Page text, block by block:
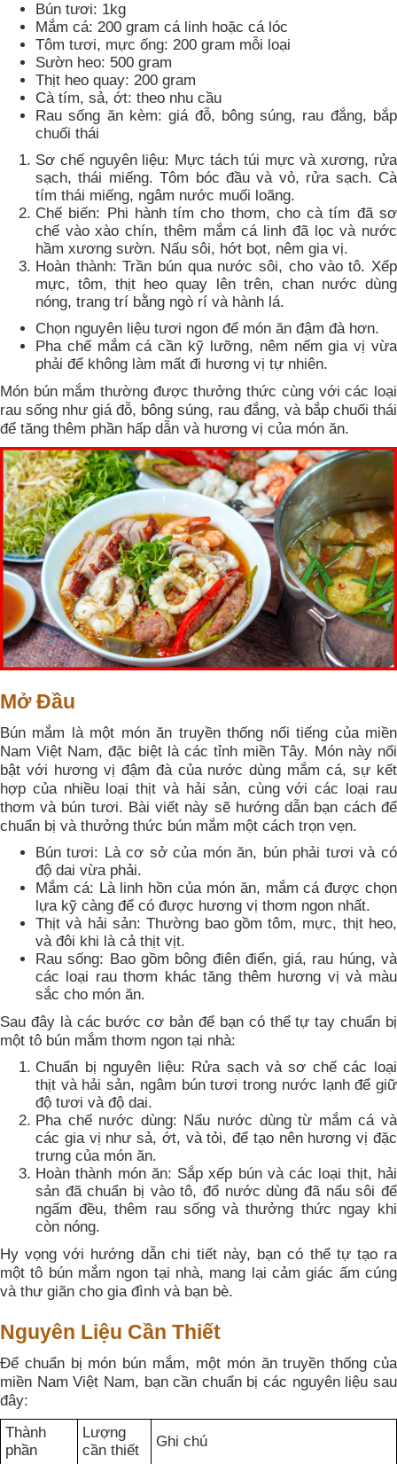
Bún tươi: 1kg
Mắm cá: 200 gram cá linh hoặc cá lóc
Tôm tươi, mực ống: 200 gram mỗi loại
Sườn heo: 500 gram
Thịt heo quay: 200 gram
Cà tím, sả, ớt: theo nhu cầu
Rau sống ăn kèm: giá đỗ, bông súng, rau đắng, bắp
chuối thái
Sơ chế nguyên liệu: Mực tách túi mực và xương, rửa
sạch, thái miếng. Tôm bóc đầu và vỏ, rửa sạch. Cà
tím thái miếng, ngâm nước muối loãng.
Chế biến: Phi hành tím cho thơm, cho cà tím đã sơ
chế vào xào chín, thêm mắm cá linh đã lọc và nước
hầm xương sườn. Nấu sôi, hớt bọt, nêm gia vị.
Hoàn thành: Trần bún qua nước sôi, cho vào tô. Xếp
mực, tôm, thịt heo quay lên trên, chan nước dùng
nóng, trang trí bằng ngò rí và hành lá.
Chọn nguyên liệu tươi ngon để món ăn đậm đà hơn.
Pha chế mắm cá cần kỹ lưỡng, nêm nếm gia vị vừa
phải để không làm mất đi hương vị tự nhiên.
Món bún mắm thường được thưởng thức cùng với các loại
rau sống như giá đỗ, bông súng, rau đắng, và bắp chuối thái
để tăng thêm phần hấp dẫn và hương vị của món ăn.
Mở Đầu
Bún mắm là một món ăn truyền thống nổi tiếng của miền
Nam Việt Nam, đặc biệt là các tỉnh miền Tây. Món này nổi
bật với hương vị đậm đà của nước dùng mắm cá, sự kết
hợp của nhiều loại thịt và hải sản, cùng với các loại rau
thơm và bún tươi. Bài viết này sẽ hướng dẫn bạn cách để
chuẩn bị và thưởng thức bún mắm một cách trọn vẹn.
Bún tươi: Là cơ sở của món ăn, bún phải tươi và có
độ dai vừa phải.
Mắm cá: Là linh hồn của món ăn, mắm cá được chọn
lựa kỹ càng để có được hương vị thơm ngon nhất.
Thịt và hải sản: Thường bao gồm tôm, mực, thịt heo,
và đôi khi là cả thịt vịt.
Rau sống: Bao gồm bông điên điển, giá, rau húng, và
các loại rau thơm khác tăng thêm hương vị và màu
sắc cho món ăn.
Sau đây là các bước cơ bản để bạn có thể tự tay chuẩn bị
một tô bún mắm thơm ngon tại nhà:
Chuẩn bị nguyên liệu: Rửa sạch và sơ chế các loại
thịt và hải sản, ngâm bún tươi trong nước lạnh để giữ
độ tươi và độ dai.
Pha chế nước dùng: Nấu nước dùng từ mắm cá và
các gia vị như sả, ớt, và tỏi, để tạo nên hương vị đặc
trưng của món ăn.
Hoàn thành món ăn: Sắp xếp bún và các loại thịt, hải
sản đã chuẩn bị vào tô, đổ nước dùng đã nấu sôi để
ngấm đều, thêm rau sống và thưởng thức ngay khi
còn nóng.
Hy vọng với hướng dẫn chi tiết này, bạn có thể tự tạo ra
một tô bún mắm ngon tại nhà, mang lại cảm giác ấm cúng
và thư giãn cho gia đình và bạn bè.
Nguyên Liệu Cần Thiết
Để chuẩn bị món bún mắm, một món ăn truyền thống của
miền Nam Việt Nam, bạn cần chuẩn bị các nguyên liệu sau
đây:
Thành
phần
Lượng
cần thiết
Ghi chú